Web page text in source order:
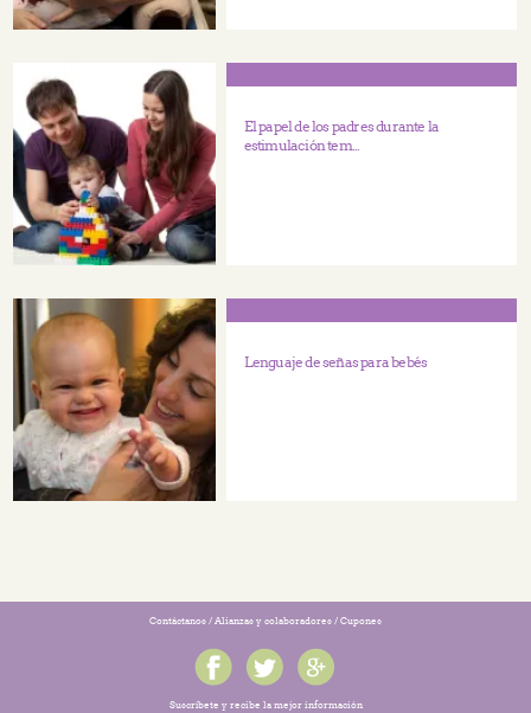
El papel de los padres durante la
estimulación tem...
Lenguaje de señas para bebés
Contáctanos / Alianzas y colaboradores / Cupones
Suscríbete y recibe la mejor información